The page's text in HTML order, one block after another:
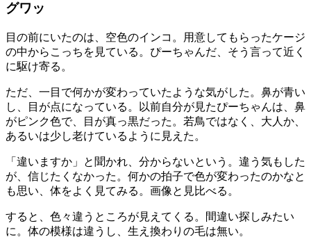
グワッ
目の前にいたのは、空色のインコ。用意してもらったケージ
の中からこっちを見ている。ぴーちゃんだ、そう言って近く
に駆け寄る。
ただ、一目で何かが変わっていたような気がした。鼻が青い
し、目が点になっている。以前自分が見たぴーちゃんは、鼻
がピンク色で、目が真っ黒だった。若鳥ではなく、大人か、
あるいは少し老けているように見えた。
「違いますか」と聞かれ、分からないという。違う気もした
が、信じたくなかった。何かの拍子で色が変わったのかなと
も思い、体をよく見てみる。画像と見比べる。
すると、色々違うところが見えてくる。間違い探しみたい
に。体の模様は違うし、生え換わりの毛は無い。